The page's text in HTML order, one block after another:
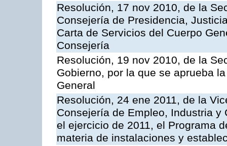
Resolución, 17 nov 2010, de la
Consejería de Presidencia,
Carta de Servicios del Cuerpo
Consejería
Resolución, 19 nov 2010, de la
Gobierno, por la que se aprueba
General
Resolución, 24 ene 2011, de la
Consejería de Empleo, Industria
el ejercicio de 2011, el Programa
materia de instalaciones y